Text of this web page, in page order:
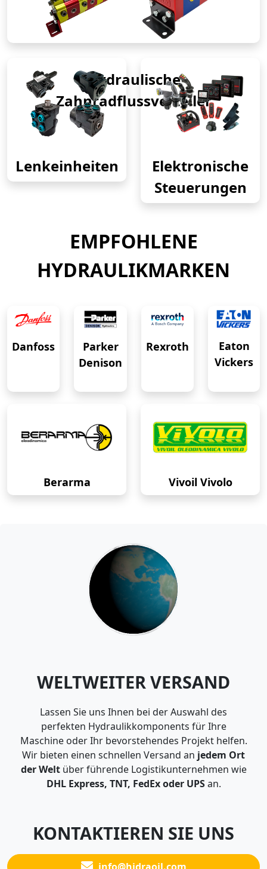
Hydraulische
Zahnradflussverteiler
Lenkeinheiten
Elektronische
Steuerungen
EMPFOHLENE
HYDRAULIKMARKEN
Danfoss
Parker
Denison
Rexroth
Eaton
Vickers
Berarma Vivoil Vivolo
WELTWEITER VERSAND
Lassen Sie uns Ihnen bei der Auswahl des
perfekten Hydraulikkomponents für Ihre
Maschine oder Ihr bevorstehendes Projekt helfen.
Wir bieten einen schnellen Versand an jedem Ort
der Weltüber führende Logistikunternehmen wie
DHL Express, TNT, FedEx oder UPSan.
KONTAKTIEREN SIE UNS